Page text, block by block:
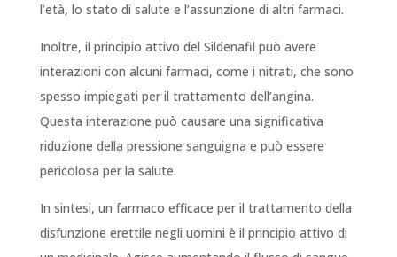
l’età, lo stato di salute e l’assunzione di altri farmaci.
Inoltre, il principio attivo del Sildenafil può avere
interazioni con alcuni farmaci, come i nitrati, che sono
spesso impiegati per il trattamento dell’angina.
Questa interazione può causare una significativa
riduzione della pressione sanguigna e può essere
pericolosa per la salute.
In sintesi, un farmaco efficace per il trattamento della
disfunzione erettile negli uomini è il principio attivo di